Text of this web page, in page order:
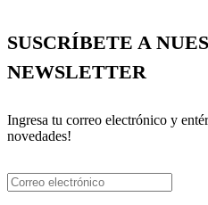
SUSCRÍBETE A
NEWSLETTER
Ingresa tu correo electrónico y
novedades!